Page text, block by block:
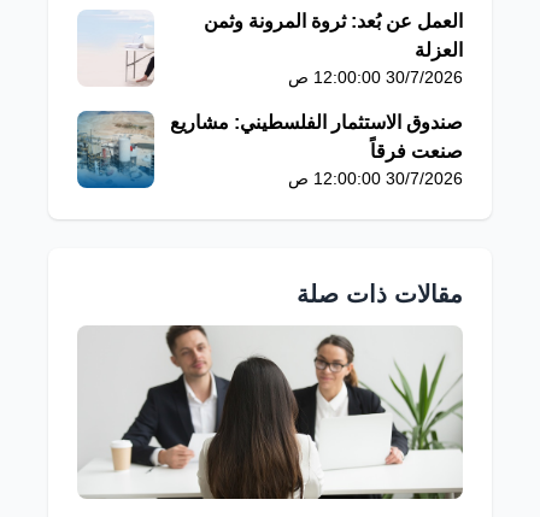
العمل عن بُعد: ثروة المرونة وثمن
العزلة
30/7/2026 12:00:00 ص
صندوق الاستثمار الفلسطيني: مشاريع
صنعت فرقاً
30/7/2026 12:00:00 ص
مقالات ذات صلة